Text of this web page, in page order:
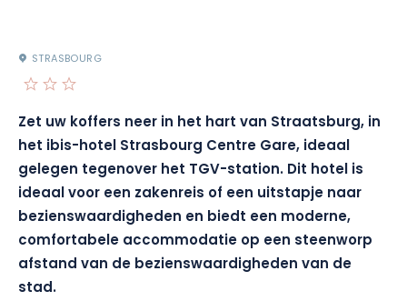
STRASBOURG
Zet uw koffers neer in het hart van Straatsburg, in
het ibis-hotel Strasbourg Centre Gare, ideaal
gelegen tegenover het TGV-station. Dit hotel is
ideaal voor een zakenreis of een uitstapje naar
bezienswaardigheden en biedt een moderne,
comfortabele accommodatie op een steenworp
afstand van de bezienswaardigheden van de
stad.